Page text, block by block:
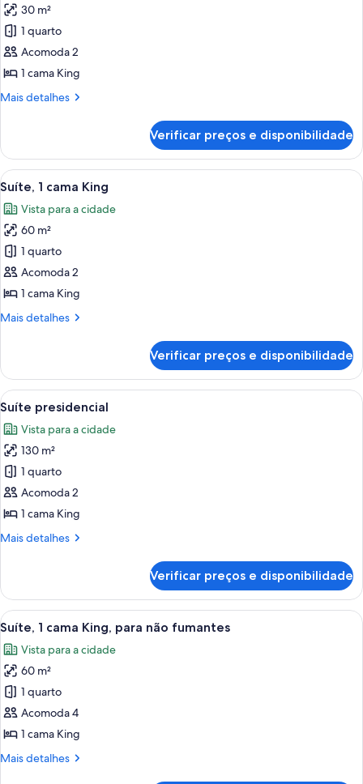
a
piscina
fotos
de
Quarto,
1
King
30 m²
1 quarto
Acomoda 2
1 cama King
Mais detalhes
Mais
1
cama
King
Verificar preços e disponibilidade
Carrega
todas
as
fotos
de
Suíte,
1
King
Quarto de hotel com uma cama
8
Suíte, 1 cama King
Vista para a cidade
60 m²
1 quarto
Acomoda 2
1 cama King
Mais detalhes
Mais
1
cama
King
Verificar preços e disponibilidade
Carrega
todas
as
fotos
de
Suíte
presidencial
Quarto de hotel com uma cama
7
Suíte presidencial
Vista para a cidade
130 m²
1 quarto
Acomoda 2
1 cama King
Mais detalhes
Mais
presidencial
Verificar preços e disponibilidade
Carrega
todas
as
fotos
de
Suíte,
1
King,
Quarto de hotel com uma cama
7
Suíte, 1 cama King, para não fumantes
Vista para a cidade
60 m²
1 quarto
Acomoda 4
1 cama King
Mais detalhes
Mais